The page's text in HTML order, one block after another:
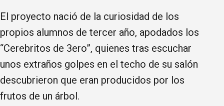
​El proyecto nació de la curiosidad de los
propios alumnos de tercer año, apodados los
“Cerebritos de 3ero”, quienes tras escuchar
unos extraños golpes en el techo de su salón
descubrieron que eran producidos por los
frutos de un árbol.